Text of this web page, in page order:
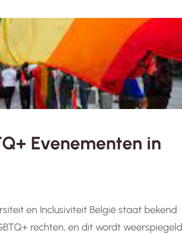
Evenementen in
en Inclusiviteit België staat bekend
rechten, en dit wordt weerspiegeld